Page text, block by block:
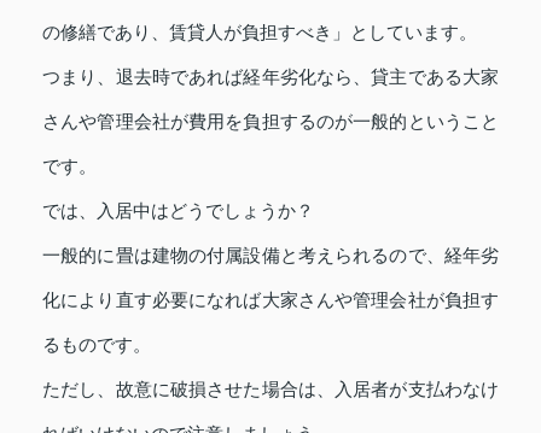
の修繕であり、賃貸人が負担すべき」としています。
つまり、退去時であれば経年劣化なら、貸主である大家
さんや管理会社が費用を負担するのが一般的ということ
です。
では、入居中はどうでしょうか？
一般的に畳は建物の付属設備と考えられるので、経年劣
化により直す必要になれば大家さんや管理会社が負担す
るものです。
ただし、故意に破損させた場合は、入居者が支払わなけ